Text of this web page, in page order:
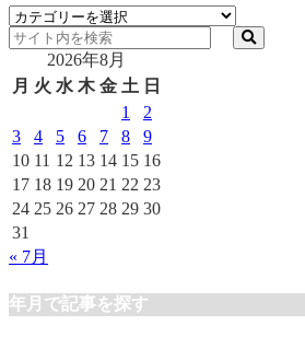
カ
テ
リ
2026年8月
月 火 水 木 金 土 日
1
2
3
4 5 6 7 8
9
10 11 12 13 14 15 16
17 18 19 20 21 22 23
24 25 26 27 28 29 30
31
« 7月
年月で記事を探す